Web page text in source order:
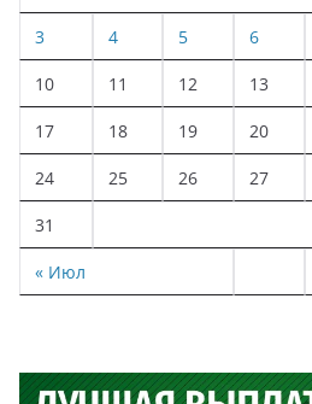
« Июл
3 4 5 6
10 11 12 13
17 18 19 20
24 25 26 27
31